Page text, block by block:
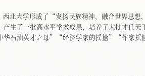
西北大学形成了“发扬民族精神，融合世界思
产生了一批高水平学术成果，培养了大批才任天
华石油英才之母”“经济学家的摇篮”“作家摇